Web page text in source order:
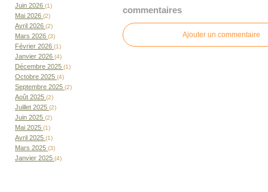
Juin 2026 (1)
Mai 2026 (2)
Avril 2026 (2)
Mars 2026 (3)
Février 2026 (1)
Janvier 2026 (4)
Décembre 2025 (1)
Octobre 2025 (4)
Septembre 2025 (2)
Août 2025 (2)
Juillet 2025 (2)
Juin 2025 (2)
Mai 2025 (1)
Avril 2025 (1)
Mars 2025 (3)
Janvier 2025 (4)
commentaires
Ajouter un commentaire